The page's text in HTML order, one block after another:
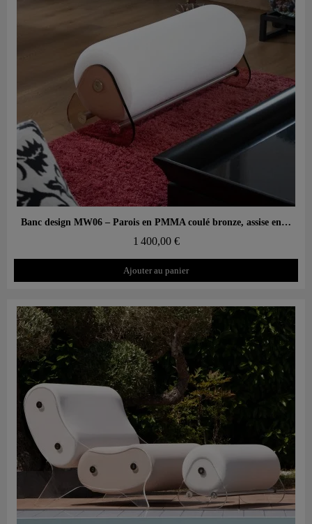
Aperçu rapide Banc design MW06 – Parois en PMMA coulé bronze, assise en mousse
1 400,00 €
Ajouter au panier